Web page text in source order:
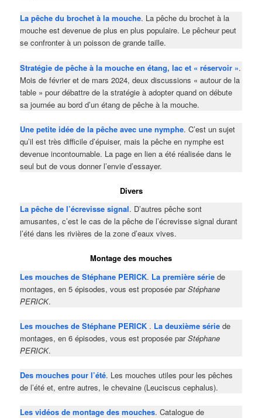
La pêche du brochet à la mouche. La pêche du brochet à la
mouche est devenue de plus en plus populaire. Le pêcheur peut
se confronter à un poisson de grande taille.
Stratégie de pêche à la mouche en étang, lac et « réservoir ».
Mois de février et de mars 2024, deux discussions « autour de la
table » pour débattre de la stratégie à adopter quand on débute
sa journée au bord d’un étang de pêche à la mouche.
Une petite idée de la pêche avec une nymphe. C’est un sujet
qu’il est très difficile d’épuiser, mais la pêche en nymphe est
devenue incontournable. La page en lien a été réalisée dans le
seul but de vous donner l’envie d’essayer.
Divers
La pêche de l’écrevisse signal. D’autres pêche sont
amusantes, c’est le cas de la pêche de l’écrevisse signal durant
l’été dans les rivières de la zone d’eaux vives.
Montage des mouches
Les mouches de Stéphane PERICK. La première série de
montages, en 5 épisodes, vous est proposée parStéphane
PERICK.
Les mouches de Stéphane PERICK . La deuxième série de
montages, en 6 épisodes, vous est proposée parStéphane
PERICK.
Des mouches pour l’été. Les mouches utiles pour les pêches
de l’été et, entre autres, le chevaine (Leuciscus cephalus).
Les vidéos de montage des mouches. Catalogue de